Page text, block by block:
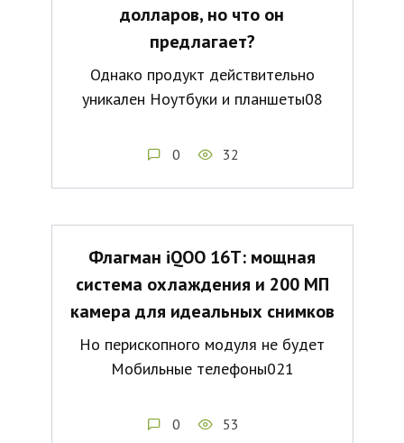
долларов, но что он
предлагает?
Однако продукт действительно
уникален Ноутбуки и планшеты08
0 32
Флагман iQOO 16T: мощная
система охлаждения и 200 МП
камера для идеальных снимков
Но перископного модуля не будет
Мобильные телефоны021
0 53